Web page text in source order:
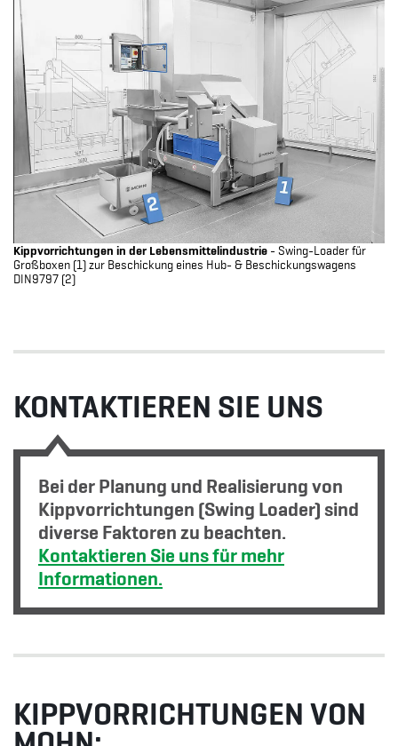
Kippvorrichtungen in der Lebensmittelindustrie - Swing-Loader für
Großboxen (1) zur Beschickung eines Hub- & Beschickungswagens
DIN9797 (2)
KONTAKTIEREN SIE UNS
Bei der Planung und Realisierung von
Kippvorrichtungen (Swing Loader) sind
diverse Faktoren zu beachten.
Kontaktieren Sie uns für mehr
Informationen.
KIPPVORRICHTUNGEN VON